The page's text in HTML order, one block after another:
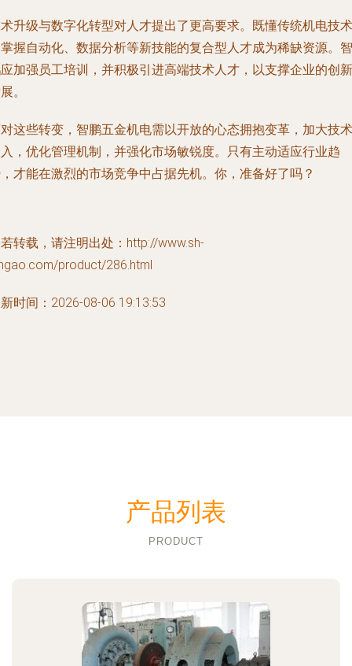
升级与数字化转型对人才提出了更高要求。既懂传统机电技术
握自动化、数据分析等新技能的复合型人才成为稀缺资源。智
加强员工培训，并积极引进高端技术人才，以支撑企业的创新
。
这些转变，智鹏五金机电需以开放的心态拥抱变革，加大技术
，优化管理机制，并强化市场敏锐度。只有主动适应行业趋
才能在激烈的市场竞争中占据先机。你，准备好了吗？
转载，请注明出处：http://www.sh-
product/286.html
时间：2026-08-06 19:13:53
产品列表
PRODUCT